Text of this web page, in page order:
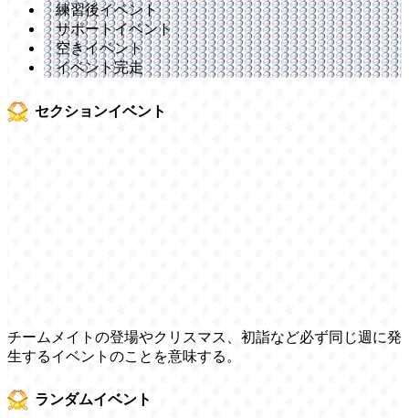
練習後イベント
サポートイベント
空きイベント
イベント完走
セクションイベント
チームメイトの登場やクリスマス、初詣など必ず同じ週に発
生するイベントのことを意味する。
ランダムイベント